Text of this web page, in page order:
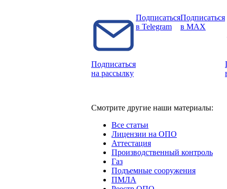
Подписаться
на рассылку
Подписаться
в Telegram
Подписаться
в MAX
Смотрите другие наши материалы:
Все статьи
Лицензии на ОПО
Аттестация
Производственный контроль
Газ
Подъемные сооружения
ПМЛА